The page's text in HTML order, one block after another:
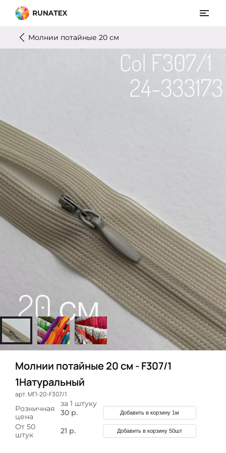
Молнии потайные 20 см
Молнии потайные 20 см - F307/1
1Натуральный
арт. МП-20-F307/1
за 1 штуку
Розничная
цена
30 р. Добавить в корзину 1м
От 50
штук
21 р. Добавить в корзину 50шт